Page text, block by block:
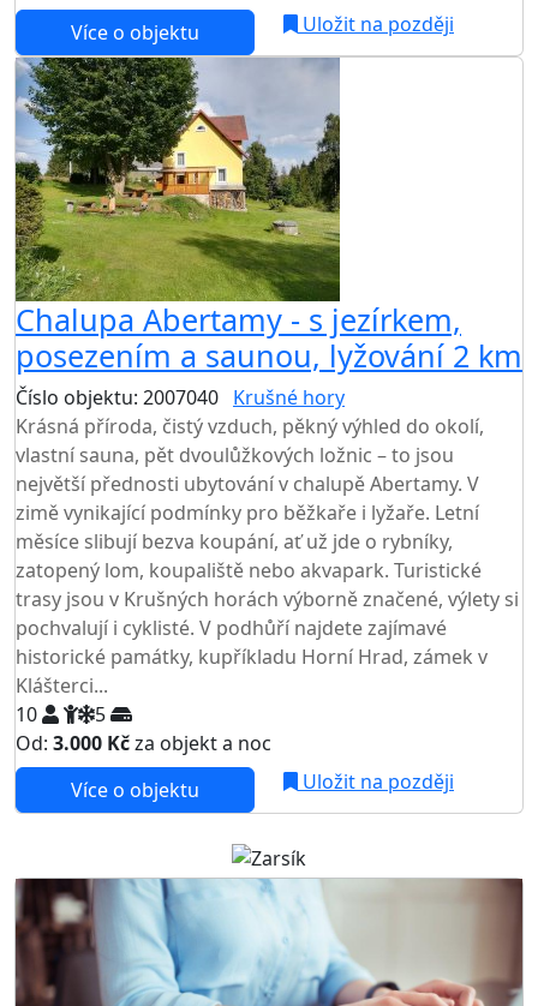
Více o objektu Uložit na později
Chalupa Abertamy - s jezírkem,
posezením a saunou, lyžování 2 km
Číslo objektu: 2007040 Krušné hory
Krásná příroda, čistý vzduch, pěkný výhled do okolí,
vlastní sauna, pět dvoulůžkových ložnic – to jsou
největší přednosti ubytování v chalupě Abertamy. V
zimě vynikající podmínky pro běžkaře i lyžaře. Letní
měsíce slibují bezva koupání, ať už jde o rybníky,
zatopený lom, koupaliště nebo akvapark. Turistické
trasy jsou v Krušných horách výborně značené, výlety si
pochvalují i cyklisté. V podhůří najdete zajímavé
historické památky, kupříkladu Horní Hrad, zámek v
Klášterci...
10
5
Od: 3.000 Kčza objekt a noc
Více o objektu
Uložit na později